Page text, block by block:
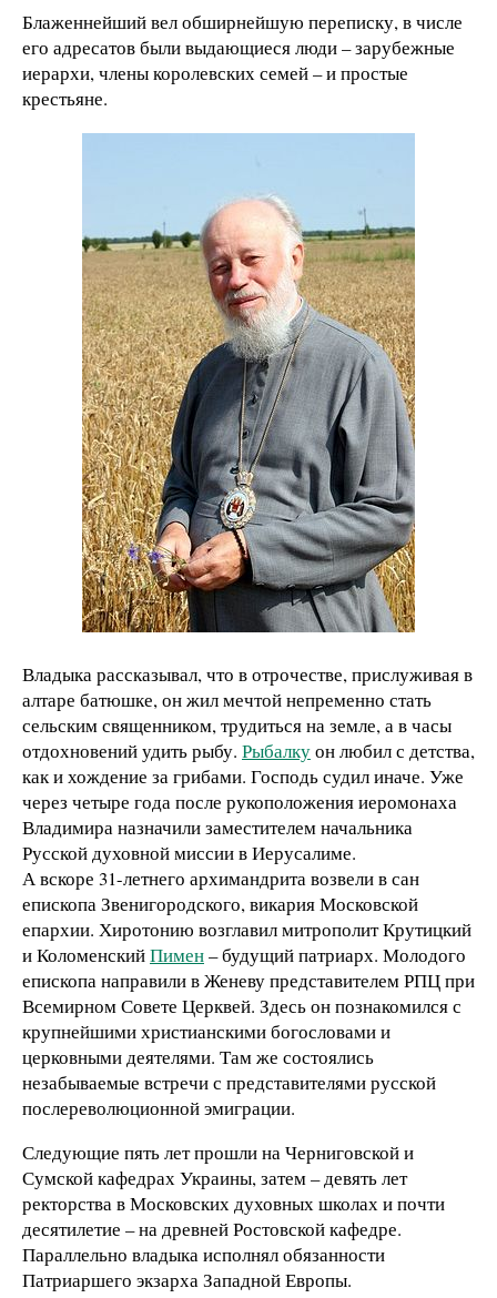
Блаженнейший вел обширнейшую переписку, в числе
его адресатов были выдающиеся люди – зарубежные
иерархи, члены королевских семей – и простые
крестьяне.
Владыка рассказывал, что в отрочестве, прислуживая в
алтаре батюшке, он жил мечтой непременно стать
сельским священником, трудиться на земле, а в часы
отдохновений удить рыбу. Рыбалкуон любил с детства,
как и хождение за грибами. Господь судил иначе. Уже
через четыре года после рукоположения иеромонаха
Владимира назначили заместителем начальника
Русской духовной миссии в Иерусалиме.
А вскоре 31-летнего архимандрита возвели в сан
епископа Звенигородского, викария Московской
епархии. Хиротонию возглавил митрополит Крутицкий
и КоломенскийПимен– будущий патриарх. Молодого
епископа направили в Женеву представителем РПЦ при
Всемирном Совете Церквей. Здесь он познакомился с
крупнейшими христианскими богословами и
церковными деятелями. Там же состоялись
незабываемые встречи с представителями русской
послереволюционной эмиграции.
Следующие пять лет прошли на Черниговской и
Сумской кафедрах Украины, затем – девять лет
ректорства в Московских духовных школах и почти
десятилетие – на древней Ростовской кафедре.
Параллельно владыка исполнял обязанности
Патриаршего экзарха Западной Европы.